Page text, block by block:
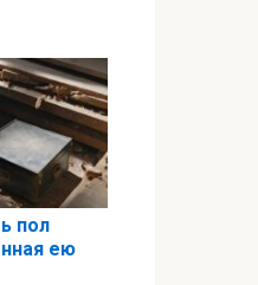
пол
ею